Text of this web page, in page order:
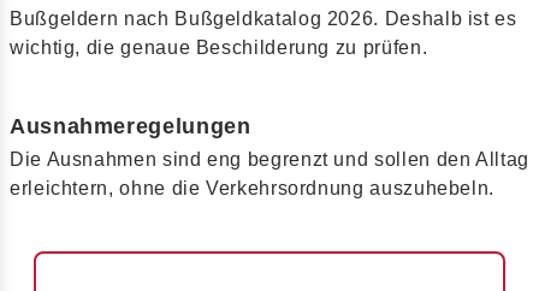
Bußgeldern nach Bußgeldkatalog 2026. Deshalb ist es
wichtig, die genaue Beschilderung zu prüfen.
Ausnahmeregelungen
Die Ausnahmen sind eng begrenzt und sollen den Alltag
erleichtern, ohne die Verkehrsordnung auszuhebeln.